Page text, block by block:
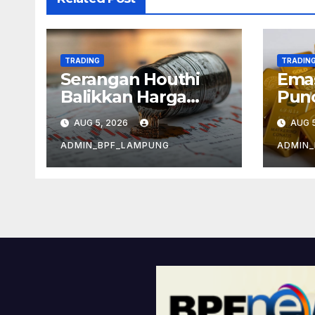
TRADING
Serangan Houthi
Balikkan Harga
Minyak
AUG 5, 2026
ADMIN_BPF_LAMPUNG
AUG